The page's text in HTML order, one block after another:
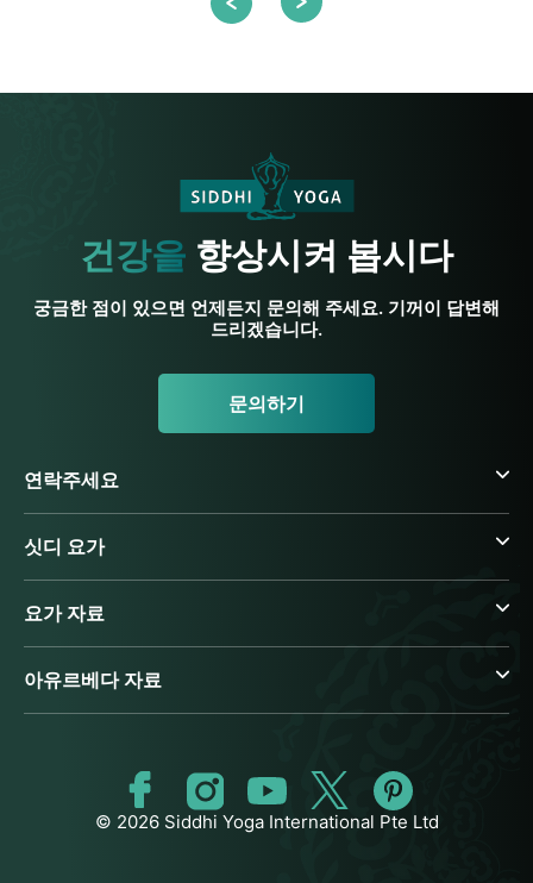
건강을 향상시켜 봅시다
궁금한 점이 있으면 언제든지 문의해 주세요. 기꺼이 답변해
드리겠습니다.
문의하기
연락주세요
싯디 요가
요가 자료
아유르베다 자료
© 2026 Siddhi Yoga International Pte Ltd